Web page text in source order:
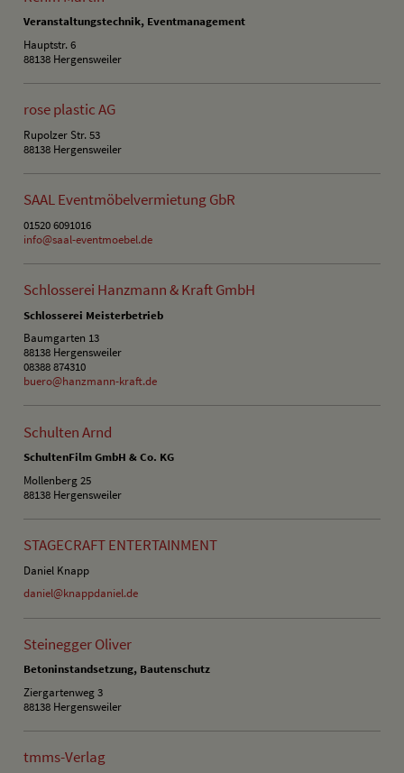
Veranstaltungstechnik, Eventmanagement
Hauptstr. 6
88138 Hergensweiler
rose plastic AG
Rupolzer Str. 53
88138 Hergensweiler
SAAL Eventmöbelvermietung GbR
01520 6091016
info@saal-eventmoebel.de
Schlosserei Hanzmann & Kraft GmbH
Schlosserei Meisterbetrieb
Baumgarten 13
88138 Hergensweiler
08388 874310
buero@hanzmann-kraft.de
Schulten Arnd
SchultenFilm GmbH & Co. KG
Mollenberg 25
88138 Hergensweiler
STAGECRAFT ENTERTAINMENT
Daniel Knapp
daniel@knappdaniel.de
Steinegger Oliver
Betoninstandsetzung, Bautenschutz
Ziergartenweg 3
88138 Hergensweiler
tmms-Verlag